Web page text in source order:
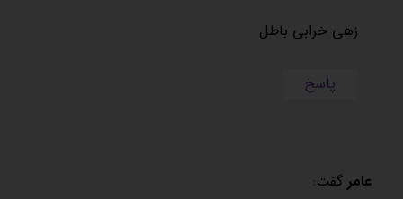
زهی خرابی باطل
پاسخ
عامر گفت: